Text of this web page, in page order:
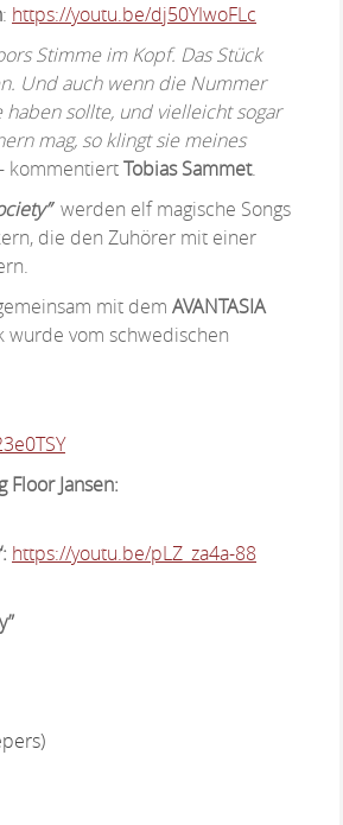
: https://youtu.be/dj50YIwoFLc
Stimme im Kopf. Das Stück
Und auch wenn die Nummer
sollte, und vielleicht sogar
mag, so klingt sie meines
kommentiertTobias Sammet.
werden elf magische Songs
die den Zuhörer mit einer
mit dem AVANTASIA
wurde vom schwedischen
Floor Jansen:
https://youtu.be/pLZ_za4a-88